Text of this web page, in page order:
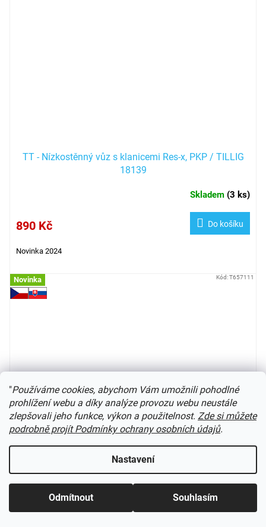
"Používáme cookies, abychom Vám umožnili pohodlné
prohlížení webu a díky analýze provozu webu neustále
zlepšovali jeho funkce, výkon a použitelnost. Zde si můžete
podrobně projít Podmínky ochrany osobních údajů.
Nastavení
Odmítnout Souhlasím
TT - Nízkostěnný vůz s klanicemi Res-x, PKP / TILLIG
18139
Skladem (3 ks)
890 Kč Do košíku
Novinka 2024
Novinka
Cargo, 010-8 / SUDEXPRESS T657111
Kód:T657111